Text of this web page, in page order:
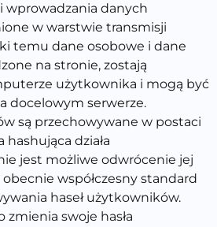
wprowadzania danych
w warstwie transmisji
temu dane osobowe i dane
na stronie, zostają
użytkownika i mogą być
docelowym serwerze.
są przechowywane w postaci
działa
jest możliwe odwrócenie jej
obecnie współczesny standard
haseł użytkowników.
zmienia swoje hasła